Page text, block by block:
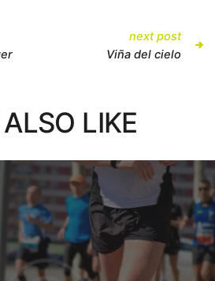
Next
post:
next post
Viña del cielo
LIKE